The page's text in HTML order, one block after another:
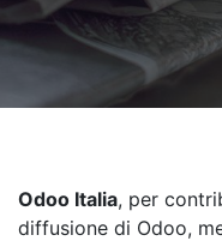
Odoo Italia, per
diffusione di Odoo,